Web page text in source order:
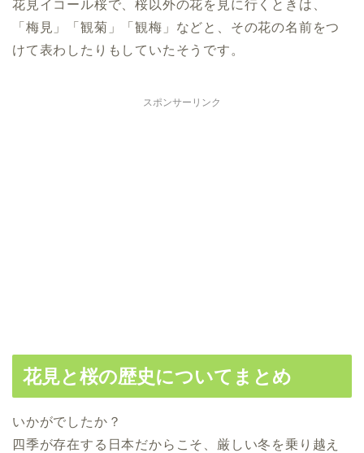
花見イコール桜で、桜以外の花を見に行くときは、
「梅見」「観菊」「観梅」などと、その花の名前をつ
けて表わしたりもしていたそうです。
スポンサーリンク
花見と桜の歴史についてまとめ
いかがでしたか？
四季が存在する日本だからこそ、厳しい冬を乗り越え